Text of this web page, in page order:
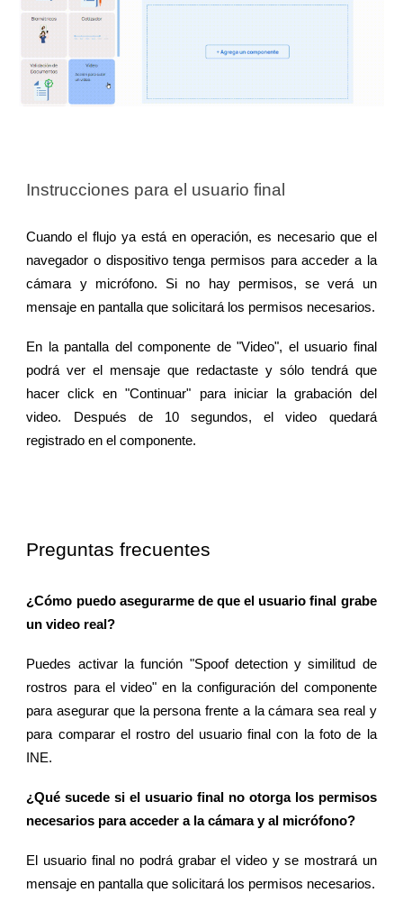
Instrucciones para el usuario final
Cuando el flujo ya está en operación, es necesario que el
navegador o dispositivo tenga permisos para acceder a la
cámara y micrófono. Si no hay permisos, se verá un
mensaje en pantalla que solicitará los permisos necesarios.
En la pantalla del componente de "Video", el usuario final
podrá ver el mensaje que redactaste y sólo tendrá que
hacer click en "Continuar" para iniciar la grabación del
video. Después de 10 segundos, el video quedará
registrado en el componente.
Preguntas frecuentes
¿Cómo puedo asegurarme de que el usuario final grabe
un video real?
Puedes activar la función "Spoof detection y similitud de
rostros para el video" en la configuración del componente
para asegurar que la persona frente a la cámara sea real y
para comparar el rostro del usuario final con la foto de la
INE.
¿Qué sucede si el usuario final no otorga los permisos
necesarios para acceder a la cámara y al micrófono?
El usuario final no podrá grabar el video y se mostrará un
mensaje en pantalla que solicitará los permisos necesarios.